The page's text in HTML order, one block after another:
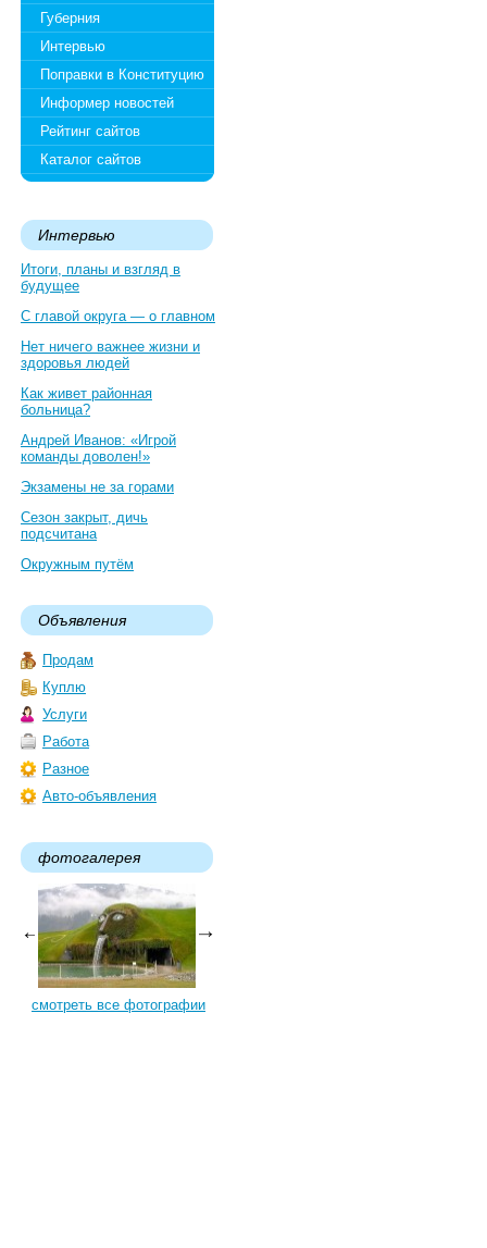
Губерния
Интервью
Поправки в Конституцию
Информер новостей
Рейтинг сайтов
Каталог сайтов
Интервью
Итоги, планы и взгляд в
будущее
С главой округа — о главном
Нет ничего важнее жизни и
здоровья людей
Как живет районная
больница?
Андрей Иванов: «Игрой
команды доволен!»
Экзамены не за горами
Сезон закрыт, дичь
подсчитана
Окружным путём
Объявления
Продам
Куплю
Услуги
Работа
Разное
Авто-объявления
фотогалерея
смотреть все фотографии